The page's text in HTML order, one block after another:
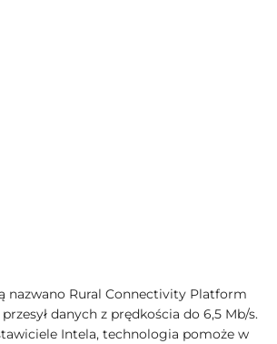
nazwano Rural Connectivity Platform
danych z prędkościa do 6,5 Mb/s.
Intela, technologia pomoże w